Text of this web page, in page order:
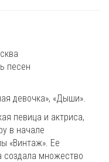
песен
девочка», «Дыши».
певица и актриса,
в начале
«Винтаж». Ее
создала множество